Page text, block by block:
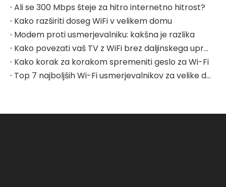
Ali se 300 Mbps šteje za hitro internetno hitrost?
Kako razširiti doseg WiFi v velikem domu
Modem proti usmerjevalniku: kakšna je razlika
Kako povezati vaš TV z WiFi brez daljinskega upravljalnika
Kako korak za korakom spremeniti geslo za Wi-Fi
Top 7 najboljših Wi-Fi usmerjevalnikov za velike domove v letu 2025